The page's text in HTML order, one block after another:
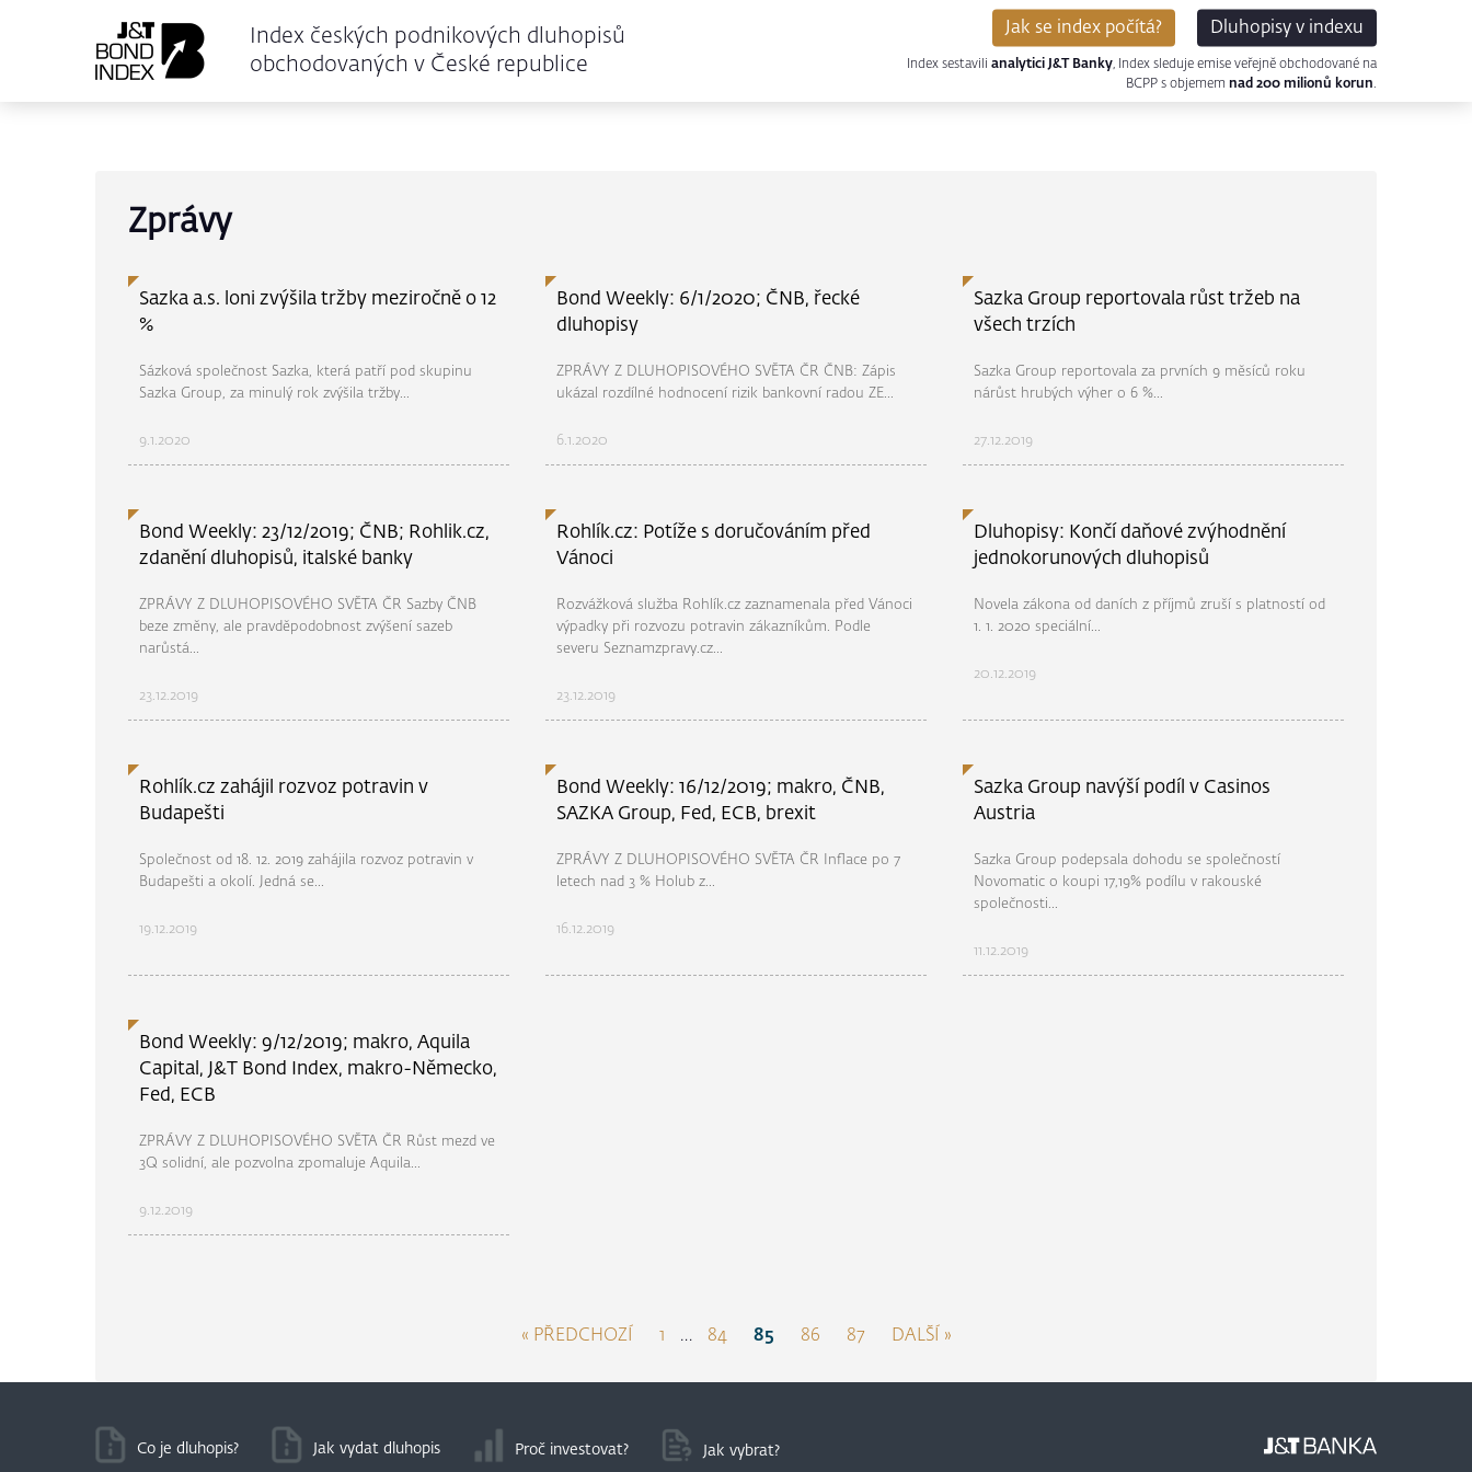
Index českých podnikových dluhopisů
obchodovaných v České republice
Jak se index počítá? Dluhopisy v indexu
Index sestavili analytici J&T Banky , Index sleduje emise veřejně obchodované na
BCPP s objemem nad 200 milionů korun
Zprávy
Sazka a.s. loni zvýšila tržby meziročně o 12
%
Sázková společnost Sazka, která patří pod skupinu
Sazka Group, za minulý rok zvýšila tržby...
9.1.2020
Bond Weekly: 6/1/2020; ČNB, řecké
dluhopisy
ZPRÁVY Z DLUHOPISOVÉHO SVĚTA ČR ČNB: Zápis
ukázal rozdílné hodnocení rizik bankovní radou ZE...
6.1.2020
Sazka Group reportovala růst tržeb na
všech trzích
Sazka Group reportovala za prvních 9 měsíců roku
nárůst hrubých výher o 6 %...
27.12.2019
Bond Weekly: 23/12/2019; ČNB; Rohlik.cz,
zdanění dluhopisů, italské banky
ZPRÁVY Z DLUHOPISOVÉHO SVĚTA ČR Sazby ČNB
beze změny, ale pravděpodobnost zvýšení sazeb
narůstá...
23.12.2019
Rohlík.cz: Potíže s doručováním před
Vánoci
Rozvážková služba Rohlík.cz zaznamenala před Vánoci
výpadky při rozvozu potravin zákazníkům. Podle
severu Seznamzpravy.cz...
23.12.2019
Dluhopisy: Končí daňové zvýhodnění
jednokorunových dluhopisů
Novela zákona od daních z příjmů zruší s platností od
1. 1. 2020 speciální...
20.12.2019
Rohlík.cz zahájil rozvoz potravin v
Budapešti
Společnost od 18. 12. 2019 zahájila rozvoz potravin v
Budapešti a okolí. Jedná se...
19.12.2019
Bond Weekly: 16/12/2019; makro, ČNB,
SAZKA Group, Fed, ECB, brexit
ZPRÁVY Z DLUHOPISOVÉHO SVĚTA ČR Inflace po 7
letech nad 3 % Holub z...
16.12.2019
Sazka Group navýší podíl v Casinos
Austria
Sazka Group podepsala dohodu se společností
Novomatic o koupi 17,19% podílu v rakouské
společnosti...
11.12.2019
Bond Weekly: 9/12/2019; makro, Aquila
Capital, J&T Bond Index, makro-Německo,
Fed, ECB
ZPRÁVY Z DLUHOPISOVÉHO SVĚTA ČR Růst mezd ve
3Q solidní, ale pozvolna zpomaluje Aquila...
9.12.2019
« PŘEDCHOZÍ 1 … 84 85 86 87 DALŠÍ »
Co je dluhopis? Jak vydat dluhopis Proč investovat? Jak vybrat?